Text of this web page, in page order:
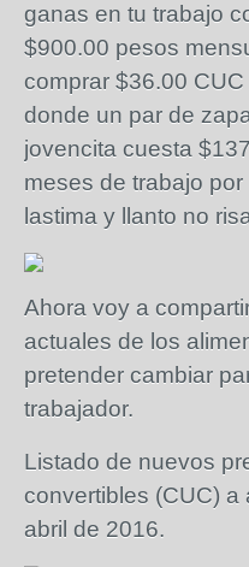
ganas en tu trabajo
$900.00 pesos
comprar $36.00
donde un par de
jovencita cuesta
meses de trabajo
lastima y llanto no
Ahora voy a
actuales de los
pretender cambiar
trabajador.
Listado de nuevos
convertibles (CUC) a
abril de 2016.